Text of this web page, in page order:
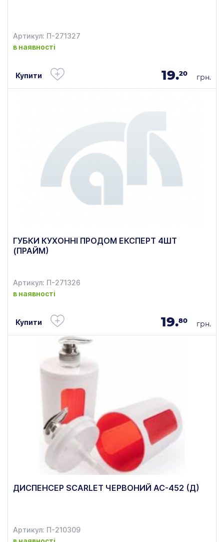
Артикул: П-271327
в наявності
Купити 19.20 грн.
ГУБКИ КУХОННІ ПРОДОМ ЕКСПЕРТ 4ШТ
(ПРАЙМ)
Артикул: П-271326
в наявності
Купити 19.80 грн.
ДИСПЕНСЕР SCARLET ЧЕРВОНИЙ АС-452 (Д)
Артикул: П-210309